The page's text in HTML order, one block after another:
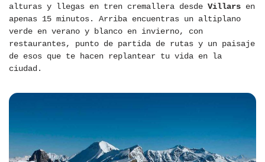
alturas y llegas en tren cremallera desde Villars en
apenas 15 minutos. Arriba encuentras un altiplano
verde en verano y blanco en invierno, con
restaurantes, punto de partida de rutas y un paisaje
de esos que te hacen replantear tu vida en la
ciudad.